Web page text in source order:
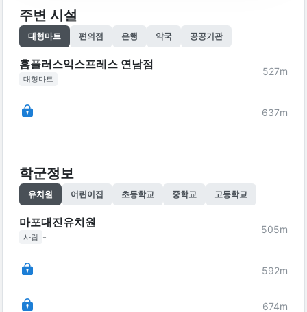
주변 시설
대형마트 편의점 은행 약국 공공기관
홈플러스익스프레스 연남점
대형마트
527m
637m
학군정보
유치원 어린이집 초등학교 중학교 고등학교
마포대진유치원
사립 -
505m
592m
674m